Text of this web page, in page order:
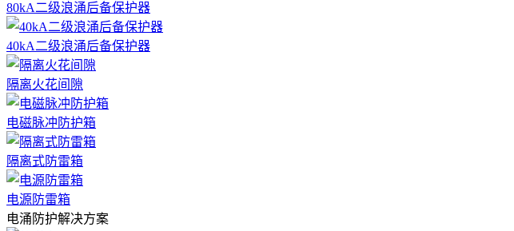
80kA二级浪涌后备保护器
40kA二级浪涌后备保护器
隔离火花间隙
电磁脉冲防护箱
隔离式防雷箱
电源防雷箱
电涌防护解决方案